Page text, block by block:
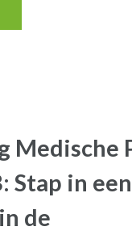
Medische
Stap in
de